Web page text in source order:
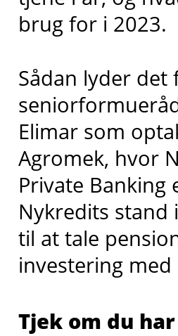
brug for i 2023.
Sådan lyder det
Elimar som
Agromek, hvor
Private Banking
Nykredits stand
til at tale
investering
Tjek om du